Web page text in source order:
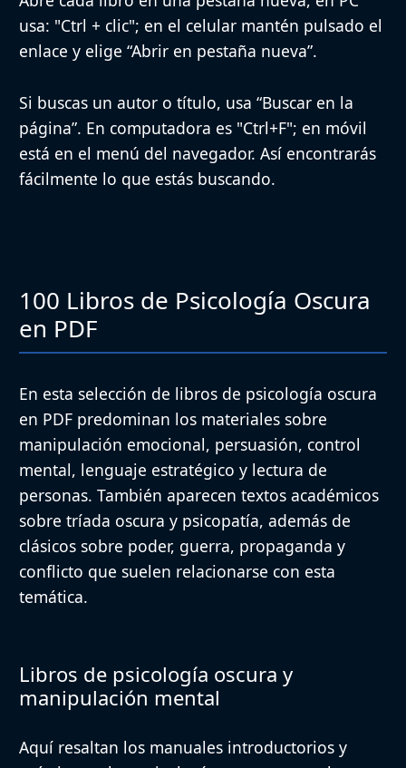
usa: "Ctrl + clic"; en el celular mantén pulsado el
enlace y elige “Abrir en pestaña nueva”.
Si buscas un autor o título, usa “Buscar en la
página”. En computadora es "Ctrl+F"; en móvil
está en el menú del navegador. Así encontrarás
fácilmente lo que estás buscando.
100 Libros de Psicología Oscura
en PDF
En esta selección de libros de psicología oscura
en PDF predominan los materiales sobre
manipulación emocional, persuasión, control
mental, lenguaje estratégico y lectura de
personas. También aparecen textos académicos
sobre tríada oscura y psicopatía, además de
clásicos sobre poder, guerra, propaganda y
conflicto que suelen relacionarse con esta
temática.
Libros de psicología oscura y
manipulación mental
Aquí resaltan los manuales introductorios y